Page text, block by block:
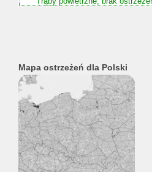
Mapa ostrzeżeń dla Polski